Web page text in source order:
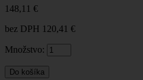
148,11 €
bez DPH 120,41 €
Množstvo: